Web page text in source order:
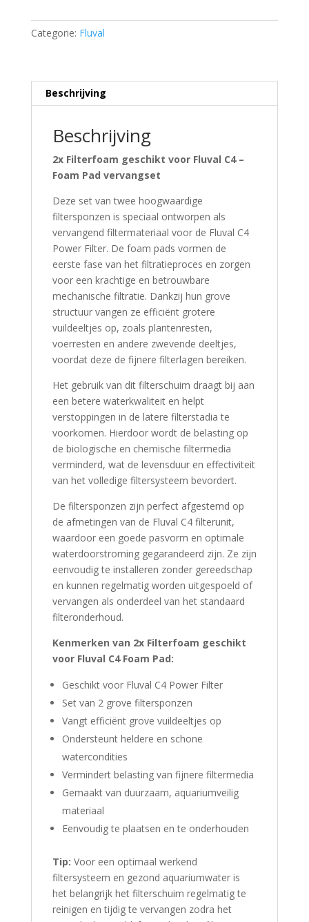
quantity
Categorie: Fluval
Beschrijving
Beschrijving
2x Filterfoam geschikt voor Fluval C4 –
Foam Pad vervangset
Deze set van twee hoogwaardige
filtersponzen is speciaal ontworpen als
vervangend filtermateriaal voor de Fluval C4
Power Filter. De foam pads vormen de
eerste fase van het filtratieproces en zorgen
voor een krachtige en betrouwbare
mechanische filtratie. Dankzij hun grove
structuur vangen ze efficiënt grotere
vuildeeltjes op, zoals plantenresten,
voerresten en andere zwevende deeltjes,
voordat deze de fijnere filterlagen bereiken.
Het gebruik van dit filterschuim draagt bij aan
een betere waterkwaliteit en helpt
verstoppingen in de latere filterstadia te
voorkomen. Hierdoor wordt de belasting op
de biologische en chemische filtermedia
verminderd, wat de levensduur en effectiviteit
van het volledige filtersysteem bevordert.
De filtersponzen zijn perfect afgestemd op
de afmetingen van de Fluval C4 filterunit,
waardoor een goede pasvorm en optimale
waterdoorstroming gegarandeerd zijn. Ze zijn
eenvoudig te installeren zonder gereedschap
en kunnen regelmatig worden uitgespoeld of
vervangen als onderdeel van het standaard
filteronderhoud.
Kenmerken van 2x Filterfoam geschikt
voor Fluval C4 Foam Pad:
Geschikt voor Fluval C4 Power Filter
Set van 2 grove filtersponzen
Vangt efficiënt grove vuildeeltjes op
Ondersteunt heldere en schone
watercondities
Vermindert belasting van fijnere filtermedia
Gemaakt van duurzaam, aquariumveilig
materiaal
Eenvoudig te plaatsen en te onderhouden
Tip: Voor een optimaal werkend
filtersysteem en gezond aquariumwater is
het belangrijk het filterschuim regelmatig te
reinigen en tijdig te vervangen zodra het